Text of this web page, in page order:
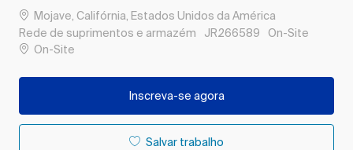
Localização
Mojave, Califórnia, Estados Unidos da América
Categoria
Rede de suprimentos e armazém ID do trabalho
JR266589
On-Site
Remote
On-Site
Inscreva-se agora
Salvar trabalho